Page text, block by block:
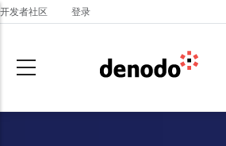
Skip to main content
开发者社区 登录